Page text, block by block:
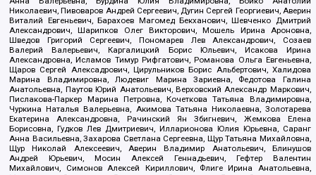
Николаевич, Пивоваров Андрей Сергеевич, Дугин Сергей Георгиевич, Аверин
Виталий Евгеньевич, Барахоев Магомед Бекханович, Шевченко Дмитрий
Александрович, Шарипков Олег Викторович, Мошель Ирина Ароновна,
Шведов Григорий Сергеевич, Пономарев Лев Александрович, Созаев
Валерий Валерьевич, Каргалицкий Борис Юльевич, Исакова Ирина
Александровна, Исламов Тимур Рифгатович, Романова Ольга Евгеньевна,
Щаров Сергей Алексадрович, Цирульников Борис Альбертович, Халидова
Марина Владимировна, Людевиг Марина Зариевна, Федотова Галина
Анатольевна, Паутов Юрий Анатольевич, Верховский Александр Маркович,
Пислакова-Паркер Марина Петровна, Кочеткова Татьяна Владимировна,
Чуркина Наталья Валерьевна, Акимова Татьяна Николаевна, Золотарева
Екатерина Александровна, Рачинский Ян Збигневич, Жемкова Елена
Борисовна, Гудков Лев Дмитриевич, Илларионова Юлия Юрьевна, Саранг
Анна Васильевна, Захарова Светлана Сергеевна, Щур Татьяна Михайловна,
Щур Николай Алексеевич, Аверин Владимир Анатольевич, Блинушов
Андрей Юрьевич, Мосин Алексей Геннадьевич, Гефтер Валентин
Михайлович, Симонов Алексей Кириллович, Флиге Ирина Анатольевна,